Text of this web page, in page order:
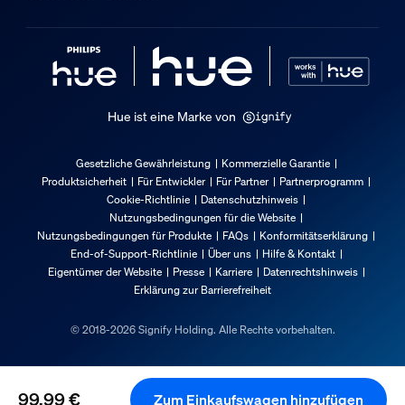
99,99 € Zum Einkaufswagen hinzufügen
929003114301
Gesamte Länge
Gesamte Breite
38 mm
Hue ist eine Marke von
Gesetzliche Gewährleistung
Kommerzielle Garantie
Produktsicherheit
Für Entwickler Für Partner
Partnerprogramm
Cookie-Richtlinie
Datenschutzhinweis
Nutzungsbedingungen für die Website
Nutzungsbedingungen für Produkte
FAQs
Konformitätserklärung
End-of-Support-Richtlinie
Über uns
Hilfe & Kontakt
Eigentümer der Website
Presse Karriere
Datenrechtshinweis
Erklärung zur Barrierefreiheit
© 2018-2026 Signify Holding. Alle Rechte vorbehalten.